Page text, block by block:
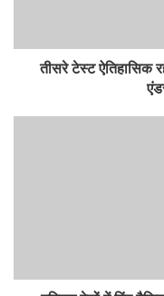
तीसरे टेस्ट ऐतिहासिक